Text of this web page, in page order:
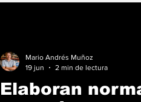
Elaboran
Mario Andrés Muñoz
19 jun
2 min de lectura